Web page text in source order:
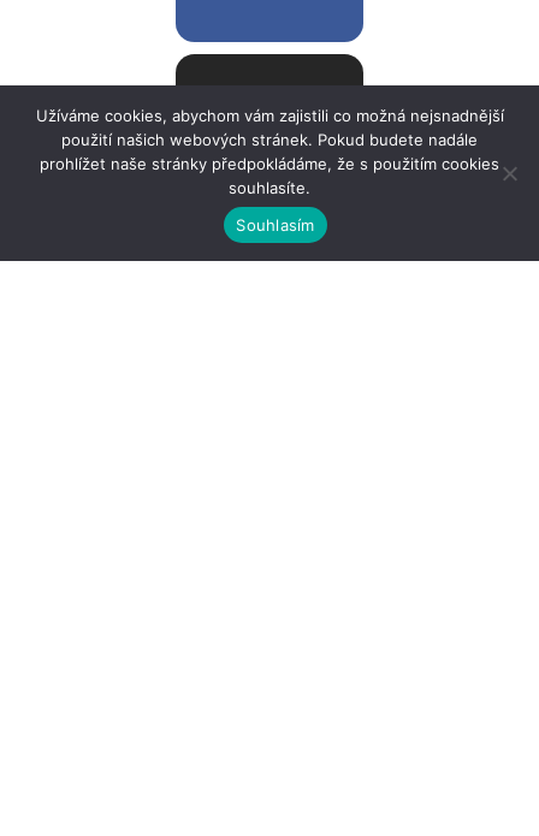
Užíváme cookies, abychom vám zajistili co možná nejsnadnější
použití našich webových stránek. Pokud budete nadále
prohlížet naše stránky předpokládáme, že s použitím cookies
souhlasíte.
Souhlasím